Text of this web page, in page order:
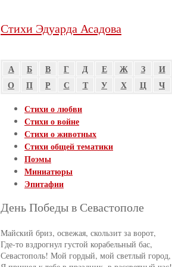
Стихи Эдуарда Асадова
А Б В Г Д Е Ж З И
О
П Р С Т У Х Ц Ч
Стихи о любви
Стихи о войне
Стихи о животных
Стихи общей тематики
Поэмы
Миниатюры
Эпитафии
День Победы в Севастополе
Майский бриз, освежая, скользит за ворот,
Где-то вздрогнул густой корабельный бас,
Севастополь! Мой гордый, мой светлый город,